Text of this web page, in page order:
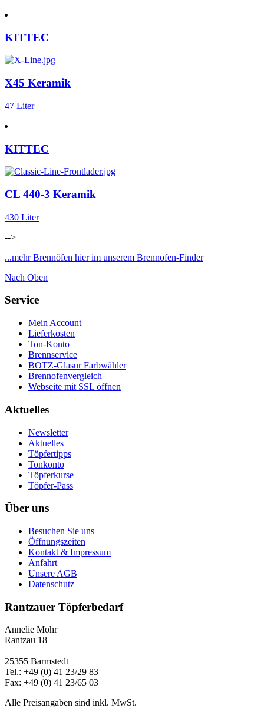
KITTEC
X45 Keramik
47 Liter
KITTEC
CL 440-3 Keramik
430 Liter
-->
...mehr Brennöfen hier im unserem Brennofen-Finder
Nach Oben
Service
Mein Account
Lieferkosten
Ton-Konto
Brennservice
BOTZ-Glasur Farbwähler
Brennofenvergleich
Webseite mit SSL öffnen
Aktuelles
Newsletter
Aktuelles
Töpfertipps
Tonkonto
Töpferkurse
Töpfer-Pass
Über uns
Besuchen Sie uns
Öffnungszeiten
Kontakt & Impressum
Anfahrt
Unsere AGB
Datenschutz
Rantzauer Töpferbedarf
Annelie Mohr
Rantzau 18
25355 Barmstedt
Tel.: +49 (0) 41 23/29 83
Fax: +49 (0) 41 23/65 03
Alle Preisangaben sind inkl. MwSt.